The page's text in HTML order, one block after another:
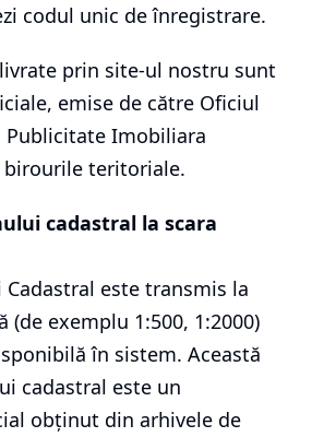
codul unic de înregistrare.
prin site-ul nostru sunt
emise de către Oficiul
Publicitate Imobiliara
teritoriale.
cadastral la scara
Cadastral este transmis la
(de exemplu 1:500, 1:2000)
în sistem. Această
cadastral este un
obținut din arhivele de